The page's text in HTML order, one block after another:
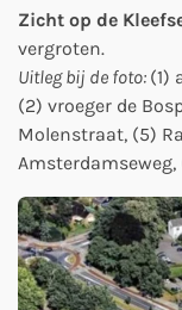
Zicht op de
vergroten.
Uitleg bij de foto: (1)
(2) vroeger de
Molenstraat, (5)
Amsterdamseweg,